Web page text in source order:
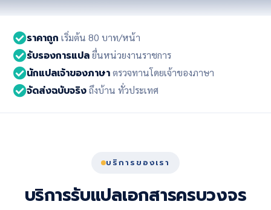
ราคาถูก เริ่มต้น 80 บาท/หน้า
รับรองการแปลยื่นหน่วยงานราชการ
นักแปลเจ้าของภาษาตรวจทานโดยเจ้าของภาษา
จัดส่งฉบับจริงถึงบ้าน ทั่วประเทศ
บริการของเรา
บริการรับแปลเอกสารครบวงจร